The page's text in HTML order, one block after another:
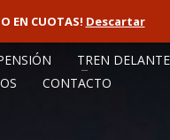
MAYORISTA FLOTAS
TREN
CONTACTO
EN CUOTAS! Descartar